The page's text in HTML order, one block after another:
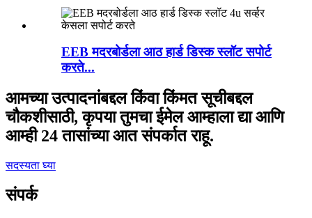
EEB मदरबोर्डला आठ हार्ड डिस्क स्लॉट सपोर्ट
करते...
आमच्या उत्पादनांबद्दल किंवा किंमत सूचीबद्दल
चौकशीसाठी, कृपया तुमचा ईमेल आम्हाला द्या आणि
आम्ही 24 तासांच्या आत संपर्कात राहू.
सदस्यता घ्या
संपर्क